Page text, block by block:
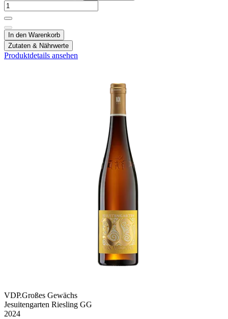
In den Warenkorb
Zutaten & Nährwerte
Produktdetails ansehen
VDP.Großes Gewächs
Jesuitengarten Riesling GG
2024